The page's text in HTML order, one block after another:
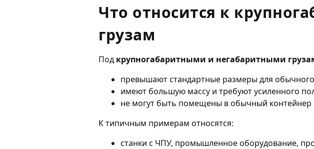
Что относится к
грузам
Под крупногабаритными и негабаритными
превышают стандартные размеры для
имеют большую массу и требуют усиленного
не могут быть помещены в обычный контейнер
К типичным примерам относятся:
станки с ЧПУ, промышленное оборудование,